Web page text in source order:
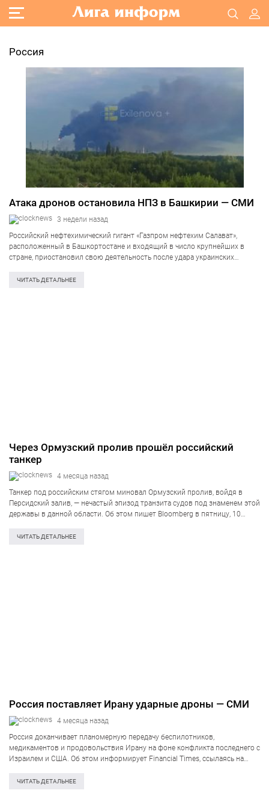
Россия
Атака дронов остановила НПЗ в Башкирии — СМИ
3 недели назад
Российский нефтехимический гигант «Газпром нефтехим Салават»,
расположенный в Башкортостане и входящий в число крупнейших в
стране, приостановил свою деятельность после удара украинских
ссылаясь на два анонимных источника в отрасли. Согласно данным…
ЧИТАТЬ ДЕТАЛЬНЕЕ
Через Ормузский пролив прошёл российский
танкер
4 месяца назад
Танкер под российским стягом миновал Ормузский пролив, войдя в
Персидский залив, — нечастый эпизод транзита судов под знаменем этой
державы в данной области. Об этом пишет Bloomberg в пятницу, 10
ЧИТАТЬ ДЕТАЛЬНЕЕ
Россия поставляет Ирану ударные дроны — СМИ
4 месяца назад
Россия доканчивает планомерную передачу беспилотников,
медикаментов и продовольствия Ирану на фоне конфликта последнего с
Израилем и США. Об этом информирует Financial Times, ссылаясь на
Высокопоставленные чиновники из Тегерана и Москвы начали скрытно
ЧИТАТЬ ДЕТАЛЬНЕЕ